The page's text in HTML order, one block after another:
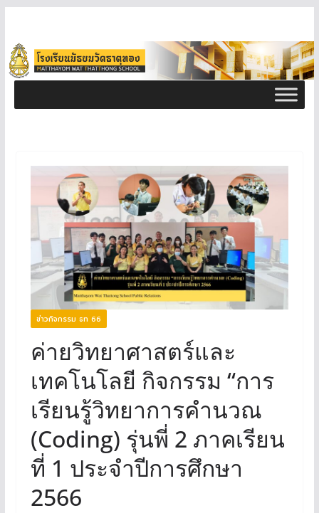
ข่าวกิจกรรม ธท 66
ค่ายวิทยาศาสตร์และ
เทคโนโลยี กิจกรรม “การ
เรียนรู้วิทยาการคำนวณ
(Coding) รุ่นพี่ 2 ภาคเรียน
ที่ 1 ประจำปีการศึกษา
2566